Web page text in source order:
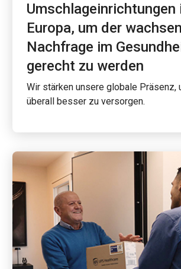
Umschlageinrichtungen
Europa, um der
Nachfrage im
gerecht zu werden
Wir stärken unsere globale Präsenz,
überall besser zu versorgen.